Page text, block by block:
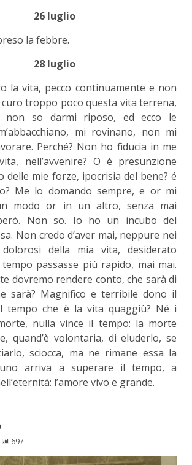
26 luglio
la febbre.
28 luglio
la vita, pecco continuamente e non
curo troppo poco questa vita terrena,
non so darmi riposo, ed ecco le
mi rovinano, non mi
Perché? Non ho fiducia in me
nell’avvenire? O è presunzione
delle mie forze, ipocrisia del bene? é
Me lo domando sempre, e or mi
modo or in un altro, senza mai
Non so. Io ho un incubo del
Non credo d’aver mai, neppure nei
della mia vita, desiderato
passasse più rapido, mai mai.
dovremo rendere conto, che sarà di
sarà? Magnifico e terribile dono il
tempo che è la vita quaggiù? Né i
nulla vince il tempo: la morte
quand’è volontaria, di eluderlo, se
sciocca, ma ne rimane essa la
arriva a superare il tempo, a
l’amore vivo e grande.
697